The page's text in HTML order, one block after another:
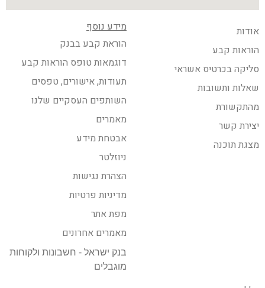
אודות
הוראות קבע
סליקה בכרטיס אשראי
שאלות ותשובות
מהתקשורת
יצירת קשר
מצגת תוכנה
מידע נוסף
הוראת קבע בבנק
דוגמאות טופס הוראות קבע
תעודות, אישורים, טפסים
השותפים העסקיים שלנו
מאמרים
אבטחת מידע
ניוזלטר
הצהרת נגישות
מדיניות פרטיות
מפת אתר
מאמרים אחרונים
בנק ישראל - חשבונות ולקוחות
מוגבלים